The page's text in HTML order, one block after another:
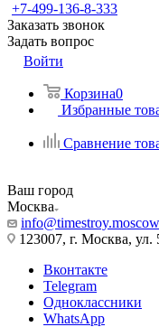
+7-499-136-8-333
Заказать звонок
Задать вопрос
Войти
Корзина0
Избранные
Сравнение
Ваш город
Москва
info@timestroy.moscow
123007, г. Москва,
Вконтакте
Telegram
Одноклассники
WhatsApp